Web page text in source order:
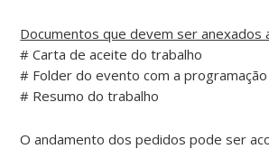
Documentos que devem ser anexados
# Carta de aceite do trabalho
# Folder do evento com a programação
# Resumo do trabalho
O andamento dos pedidos pode ser